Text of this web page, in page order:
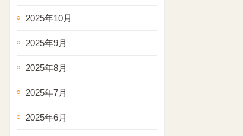
2025年10月
2025年9月
2025年8月
2025年7月
2025年6月